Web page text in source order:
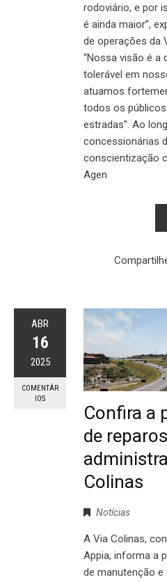
rodoviário, e por
é ainda maior”,
de operações da
“Nossa visão é a
tolerável em
atuamos
todos os
estradas”. Ao
concessionárias
conscientização
Agen
ABR
16
2025
COMENTÁR
IOS
Confira a
de
Colinas
Notícias
A Via Colinas,
Appia, informa a
de manutenção